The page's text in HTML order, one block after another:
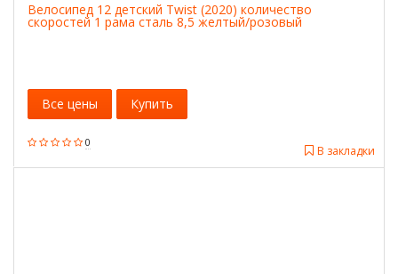
Велосипед 12 детский Twist (2020) количество
скоростей 1 рама сталь 8,5 желтый/розовый
0
В закладки
Все цены Купить